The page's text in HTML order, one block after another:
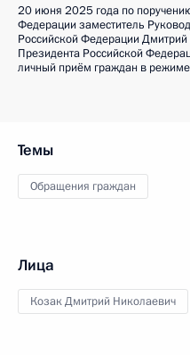
20 июня 2025 года по
Федерации заместитель
Российской Федерации
Президента Российской
личный приём граждан в
Темы
Обращения граждан
Лица
Козак Дмитрий Николаевич